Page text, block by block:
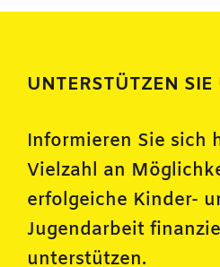
UNTERSTÜTZEN SIE
Informieren Sie sich
Vielzahl an
erfolgeiche Kinder-
Jugendarbeit
unterstützen.